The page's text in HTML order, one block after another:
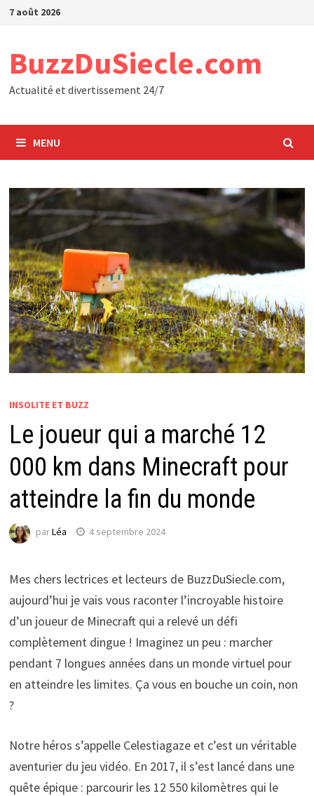
Passer
7 août 2026
BuzzDuSiecle.com
Actualité et divertissement 24/7
MENU
INSOLITE ET BUZZ
Le joueur qui a marché 12
000 km dans Minecraft pour
atteindre la fin du monde
parLéa 4 septembre 2024
Mes chers lectrices et lecteurs de BuzzDuSiecle.com,
aujourd’hui je vais vous raconter l’incroyable histoire
d’un joueur de Minecraft qui a relevé un défi
complètement dingue ! Imaginez un peu : marcher
pendant 7 longues années dans un monde virtuel pour
en atteindre les limites. Ça vous en bouche un coin, non
?
Notre héros s’appelle Celestiagaze et c’est un véritable
aventurier du jeu vidéo. En 2017, il s’est lancé dans une
quête épique : parcourir les 12 550 kilomètres qui le